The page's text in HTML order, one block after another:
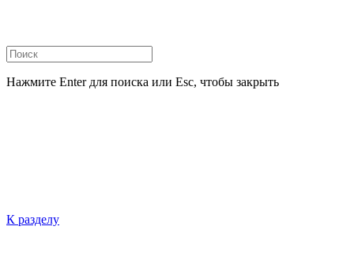
Нажмите Enter для поиска или Esc, чтобы закрыть
К разделу